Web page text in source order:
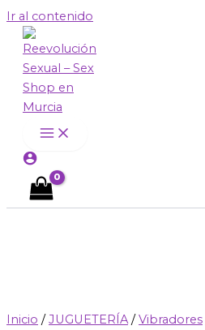
Ir al contenido
Inicio /JUGUETERÍA/Vibradores